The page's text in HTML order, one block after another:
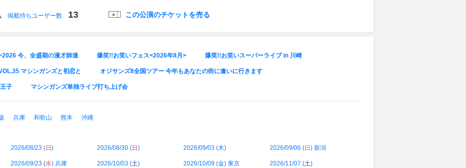
掲載待ちユーザー数 13 この公演のチケットを売る
今、全盛期の漫才師達 爆笑!!お笑いフェス<2026年8月> 爆笑!!お笑いスーパーライブ in 川崎
マシンガンズと初恋と オジサンズ8全国ツアー 今年もあなたの街に逢いに行きます
子 マシンガンズ単独ライブ打ち上げ会
兵庫 和歌山 熊本 沖縄
2026/08/23 (日 ) 2026/08/30 (日 ) 2026/09/03 (木) 2026/09/06 (日 ) 新潟
2026/09/23 (水) 兵庫 2026/10/03 (土) 2026/10/09 (金) 東京 2026/11/07 (土)